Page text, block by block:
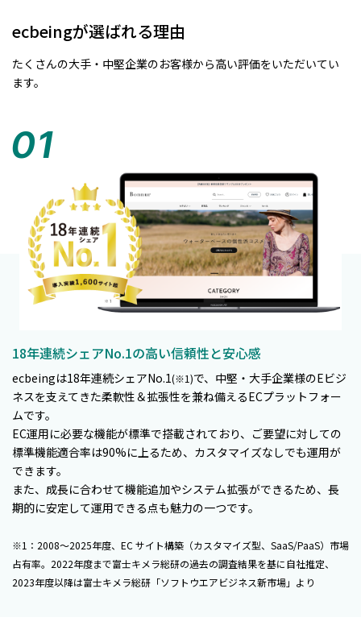
ecbeingが選ばれる理由
たくさんの大手・中堅企業のお客様から高い評価をいただいてい
ます。
18年連続シェアNo.1の高い信頼性と安心感
ecbeingは18年連続シェアNo.1(※1)で、中堅・大手企業様のEビジ
ネスを支えてきた柔軟性＆拡張性を兼ね備えるECプラットフォー
ムです。
EC運用に必要な機能が標準で搭載されており、ご要望に対しての
標準機能適合率は90%に上るため、カスタマイズなしでも運用が
できます。
また、成長に合わせて機能追加やシステム拡張ができるため、長
期的に安定して運用できる点も魅力の一つです。
※1：2008～2025年度、EC サイト構築（カスタマイズ型、SaaS/PaaS）市場
占有率。2022年度まで富士キメラ総研の過去の調査結果を基に自社推定、
2023年度以降は富士キメラ総研「ソフトウエアビジネス新市場」より